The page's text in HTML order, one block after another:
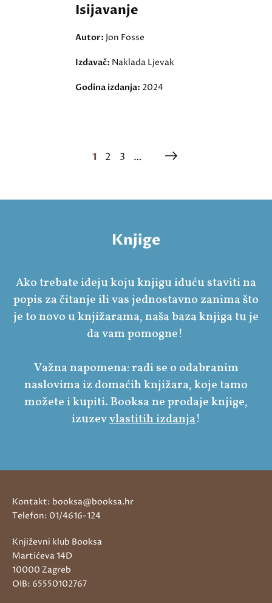
Isijavanje
Autor: Jon Fosse
Izdavač: Naklada Ljevak
Godina izdanja: 2024
1 2 3 …
Knjige
Ako trebate ideju koju knjigu iduću staviti na
popis za čitanje ili vas jednostavno zanima što
je to novo u knjižarama, naša baza knjiga tu je
da vam pomogne!
Važna napomena: radi se o odabranim
naslovima iz domaćih knjižara, koje tamo
možete i kupiti. Booksa ne prodaje knjige,
izuzevvlastitih izdanja!
Kontakt: booksa@booksa.hr
Telefon: 01/4616-124
Književni klub Booksa
Martićeva 14D
10000 Zagreb
OIB: 65550102767